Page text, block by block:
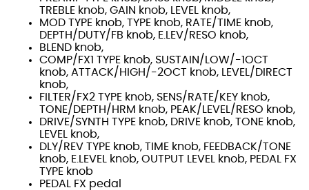
TREBLE knob, GAIN knob, LEVEL knob,
MOD TYPE knob, TYPE knob, RATE/TIME knob,
DEPTH/DUTY/FB knob, E.LEV/RESO knob,
BLEND knob,
COMP/FX1 TYPE knob, SUSTAIN/LOW/-1OCT
knob, ATTACK/HIGH/-2OCT knob, LEVEL/DIRECT
knob,
FILTER/FX2 TYPE knob, SENS/RATE/KEY knob,
TONE/DEPTH/HRM knob, PEAK/LEVEL/RESO knob,
DRIVE/SYNTH TYPE knob, DRIVE knob, TONE knob,
LEVEL knob,
DLY/REV TYPE knob, TIME knob, FEEDBACK/TONE
knob, E.LEVEL knob, OUTPUT LEVEL knob, PEDAL FX
TYPE knob
PEDAL FX pedal